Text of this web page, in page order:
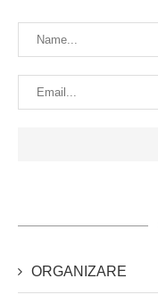
ORGANIZARE